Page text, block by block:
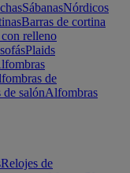
SábanasNórdicos
Barras de cortina
relleno
Plaids
de
salónAlfombras
Relojes de